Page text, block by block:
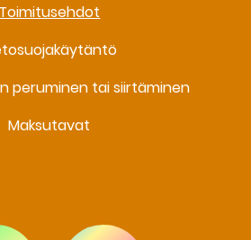
Toimitusehdot
peruminen tai siirtäminen
Maksutavat